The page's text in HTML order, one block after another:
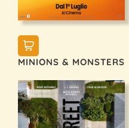
MINIONS & MONSTERS